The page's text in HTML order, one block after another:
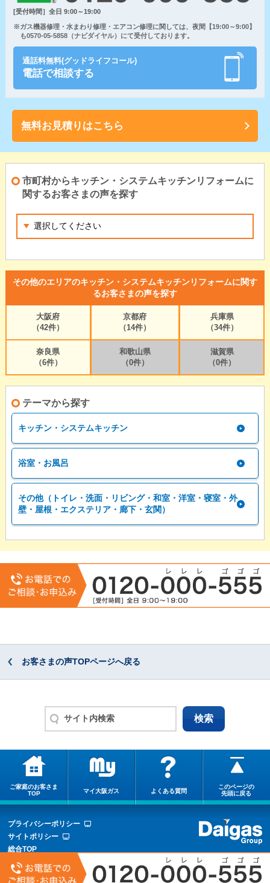
[受付時間］全日 9:00～19:00
※ガス機器修理・水まわり修理・エアコン修理に関しては、夜間【19:00～9:00】
も0570-05-5858（ナビダイヤル）にて受付しております。
通話料無料(グッドライフコール)
電話で相談する
無料お見積りはこちら
市町村からキッチン・システムキッチンリフォームに
関するお客さまの声を探す
その他のエリアのキッチン・システムキッチンリフォームに関す
るお客さまの声を探す
大阪府
（42件）
京都府
（14件）
兵庫県
（34件）
奈良県
（6件）
和歌山県
（0件）
滋賀県
（0件）
テーマから探す
キッチン・システムキッチン
浴室・お風呂
その他（トイレ・洗面・リビング・和室・洋室・寝室・外
壁・屋根・エクステリア・廊下・玄関）
お客さまの声TOPページへ戻る
ご家庭のお客さま
TOP
マイ大阪ガス よくある質問
このページの
先頭に戻る
プライバシーポリシー
サイトポリシー
総合TOP
サイトマップ